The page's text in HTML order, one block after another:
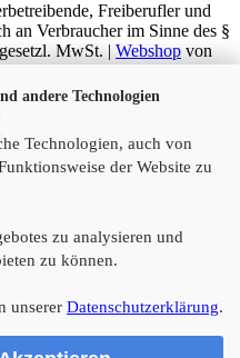
andere Technologien
Technologien, auch von
der Website zu
zu analysieren und
zu können.
unserer Datenschutzerklärung.
Freiberufler und
an Verbraucher im Sinne des §
MwSt. | Webshop von